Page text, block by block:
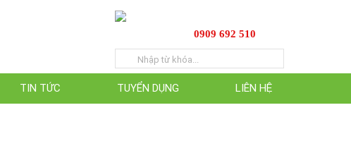
TIN TỨC TUYỂN DỤNG LIÊN HỆ
0909 692 510